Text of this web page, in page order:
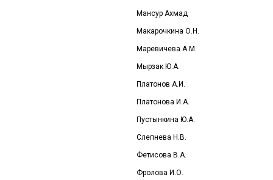
Лебедева Н.В.
Мансур Ахмад
Макарочкина О.Н.
Маревичева А.М.
Платонова И.А.